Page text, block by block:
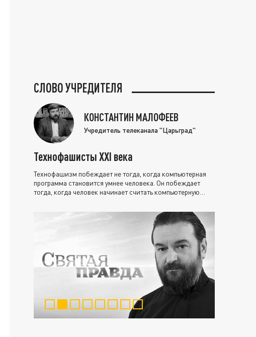
СЛОВО УЧРЕДИТЕЛЯ
КОНСТАНТИН МАЛОФЕЕВ
Учредитель телеканала "Царьград"
Технофашисты XXI века
Технофашизм побеждает не тогда, когда компьютерная
программа становится умнее человека. Он побеждает
тогда, когда человек начинает считать компьютерную